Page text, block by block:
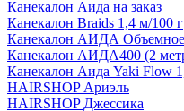
Канекалон Аида на заказ
Канекалон Braids 1,4 м/100 г
Канекалон АИДА
Канекалон АИДА400 (2
Канекалон Аида Yaki Flow
HAIRSHOP Ариэль
HAIRSHOP Джессика